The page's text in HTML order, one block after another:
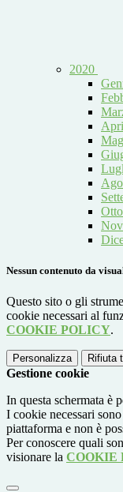
2020
Nessun contenuto da
Questo sito o gli
cookie necessari al
COOKIE POLICY.
Personalizza Rifiuta
Gestione cookie
In questa schermata è
I cookie necessari
piattaforma e non è
Per conoscere quali
visionare la COOKIE